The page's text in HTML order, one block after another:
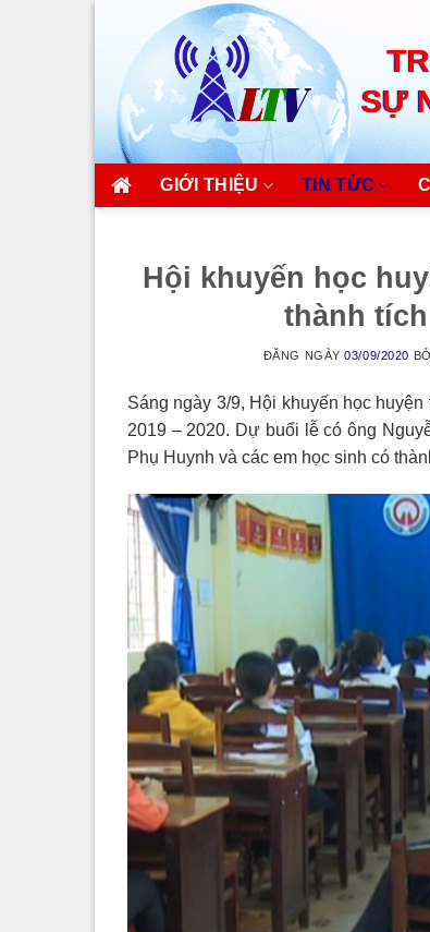
content
SỰ
GIỚI THIỆU TIN TỨC
Hội khuyến học
thành tích
ĐĂNG NGÀY03/09/2020
Sáng ngày 3/9, Hội khuyến học
2019 – 2020. Dự buổi lễ có ông
Phụ Huynh và các em học sinh có